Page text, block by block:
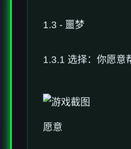
1.3 - 噩梦
1.3.1 选择：你愿意
愿意